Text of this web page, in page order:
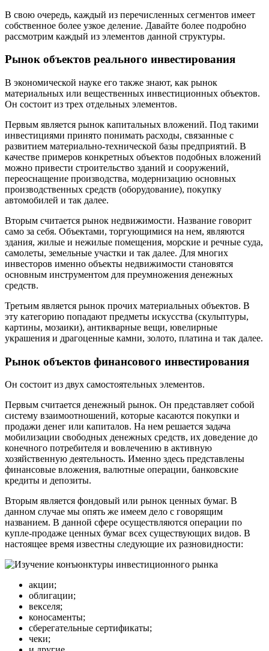
В свою очередь, каждый из перечисленных сегментов имеет
собственное более узкое деление. Давайте более подробно
рассмотрим каждый из элементов данной структуры.
Рынок объектов реального инвестирования
В экономической науке его также знают, как рынок
материальных или вещественных инвестиционных объектов.
Он состоит из трех отдельных элементов.
Первым является рынок капитальных вложений. Под такими
инвестициями принято понимать расходы, связанные с
развитием материально-технической базы предприятий. В
качестве примеров конкретных объектов подобных вложений
можно привести строительство зданий и сооружений,
переоснащение производства, модернизацию основных
производственных средств (оборудование), покупку
автомобилей и так далее.
Вторым считается рынок недвижимости. Название говорит
само за себя. Объектами, торгующимися на нем, являются
здания, жилые и нежилые помещения, морские и речные суда,
самолеты, земельные участки и так далее. Для многих
инвесторов именно объекты недвижимости становятся
основным инструментом для преумножения денежных
средств.
Третьим является рынок прочих материальных объектов. В
эту категорию попадают предметы искусства (скульптуры,
картины, мозаики), антикварные вещи, ювелирные
украшения и драгоценные камни, золото, платина и так далее.
Рынок объектов финансового инвестирования
Он состоит из двух самостоятельных элементов.
Первым считается денежный рынок. Он представляет собой
систему взаимоотношений, которые касаются покупки и
продажи денег или капиталов. На нем решается задача
мобилизации свободных денежных средств, их доведение до
конечного потребителя и вовлечению в активную
хозяйственную деятельность. Именно здесь представлены
финансовые вложения, валютные операции, банковские
кредиты и депозиты.
Вторым является фондовый или рынок ценных бумаг. В
данном случае мы опять же имеем дело с говорящим
названием. В данной сфере осуществляются операции по
купле-продаже ценных бумаг всех существующих видов. В
настоящее время известны следующие их разновидности:
акции;
облигации;
векселя;
коносаменты;
сберегательные сертификаты;
чеки;